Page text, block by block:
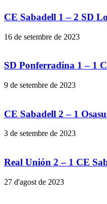
CE Sabadell 1 – 2 SD
16 de setembre de 2023
SD Ponferradina 1 – 1
9 de setembre de 2023
CE Sabadell 2 – 1
3 de setembre de 2023
Real Unión 2 – 1 CE
27 d'agost de 2023